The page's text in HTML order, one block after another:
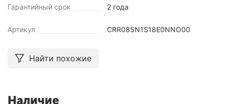
Гарантийный срок 2 года
Артикул CRR085N1S18E0NNO00
Найти похожие
Наличие